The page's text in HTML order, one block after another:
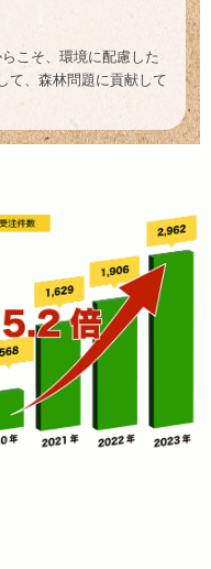
こそ、環境に配慮した
て、森林問題に貢献して